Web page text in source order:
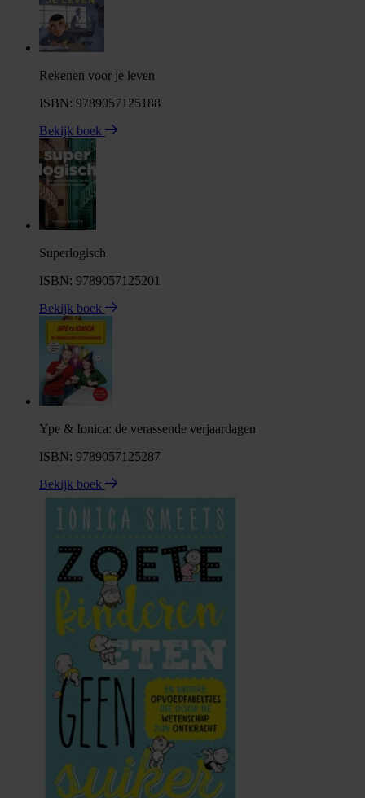
Rekenen voor je leven
ISBN: 9789057125188
Bekijk boek
Superlogisch
ISBN: 9789057125201
Bekijk boek
Ype & Ionica: de verassende verjaardagen
ISBN: 9789057125287
Bekijk boek